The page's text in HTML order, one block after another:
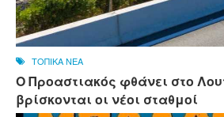
ΤΟΠΙΚΑ ΝΕΑ
Ο Προαστιακός φθάνει στο
βρίσκονται οι νέοι σταθμοί